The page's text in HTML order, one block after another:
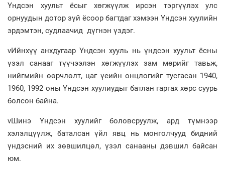
Үндсэн хуульт ёсыг хөгжүүлж ирсэн тэргүүлэх улс
орнуудын дотор зүй ёсоор багтдаг хэмээн Үндсэн хуулийн
эрдэмтэн, судлаачид дүгнэн үздэг.
vИйнхүү анхдугаар Үндсэн хууль нь үндсэн хуульт ёсны
үзэл санааг түүчээлэн хөгжүүлэх зам мөрийг тавьж,
нийгмийн өөрчлөлт, цаг үеийн онцлогийг тусгасан 1940,
1960, 1992 оны Үндсэн хуулиудыг батлан гаргах хөрс суурь
болсон байна.
vШинэ Үндсэн хуулийг боловсруулж, ард түмнээр
хэлэлцүүлж, баталсан үйл явц нь монголчууд бидний
үндэсний их зөвшилцөл, үзэл санааны дэвшил байсан
юм.